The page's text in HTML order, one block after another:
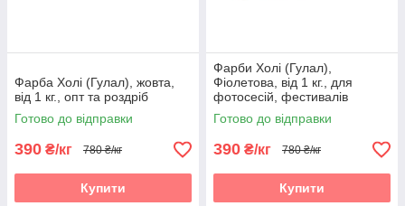
Фарба Холі (Гулал), жовта,
від 1 кг., опт та роздріб
Готово до відправки
390 ₴/кг 780 ₴/кг
Купити
Фарби Холі (Гулал),
Фіолетова, від 1 кг., для
фотосесій, фестивалів
Готово до відправки
390 ₴/кг 780 ₴/кг
Купити